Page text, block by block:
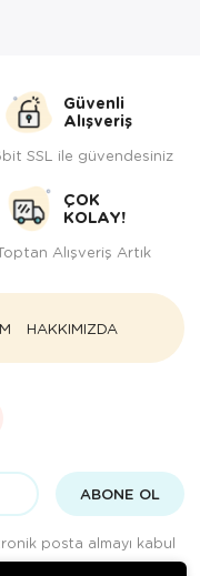
Güvenli
Alışveriş
SSL ile güvendesiniz
ÇOK
KOLAY!
Alışveriş Artık
HAKKIMIZDA
ABONE OL
posta almayı kabul